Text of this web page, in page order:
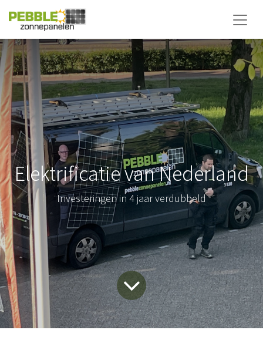
Elektrificatie van Nederland
Investeringen in 4 jaar verdubbeld